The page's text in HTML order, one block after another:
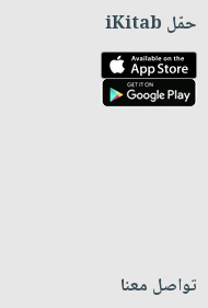
حمّل iKitab
تواصل معنا